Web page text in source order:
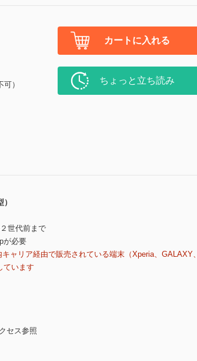
）
カートに入れる
ちょっと立ち読み
世代前まで
が必要
ャリア経由で販売されている端末（Xperia、GALAXY、
ています
セス参照